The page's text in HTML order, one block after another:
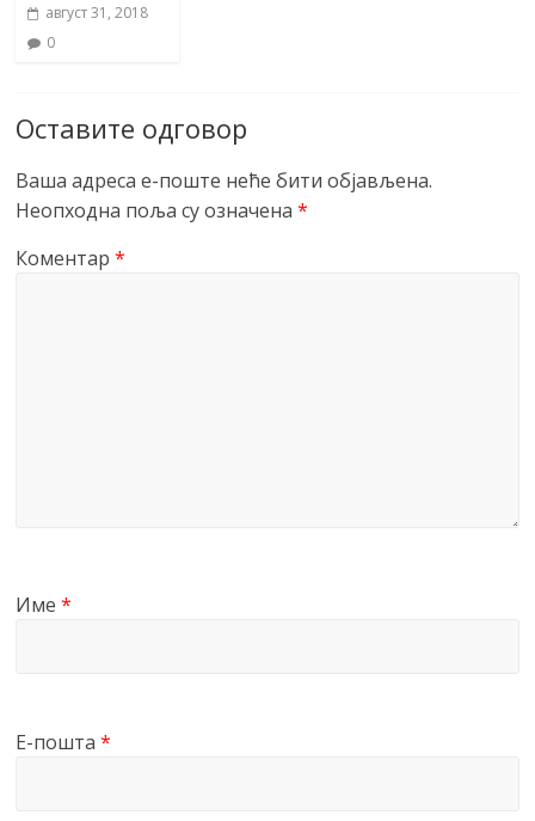
август 31, 2018
0
Оставите одговор
Ваша адреса е-поште неће бити објављена.
Неопходна поља су означена*
Коментар*
Име*
Е-пошта*